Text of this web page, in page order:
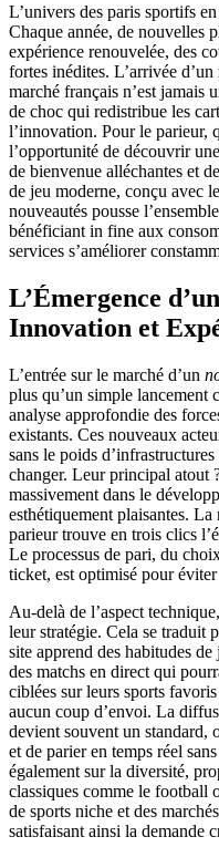
L’univers des paris sportifs
Chaque année, de nouvelles
expérience renouvelée, des
fortes inédites. L’arrivée d’un
marché français n’est jamais
de choc qui redistribue les
l’innovation. Pour le parieur,
l’opportunité de découvrir
de bienvenue alléchantes et
de jeu moderne, conçu avec
nouveautés pousse
bénéficiant in fine aux
services s’améliorer
L’Émergence
Innovation et
L’entrée sur le marché d’un
plus qu’un simple lancement
analyse approfondie des
existants. Ces nouveaux
sans le poids
changer. Leur principal atout
massivement dans le
esthétiquement plaisantes.
parieur trouve en trois clics
Le processus de pari, du
ticket, est optimisé pour
Au-delà de l’aspect
leur stratégie. Cela se traduit
site apprend des habitudes
des matchs en direct qui
ciblées sur leurs sports
aucun coup d’envoi. La
devient souvent un standard,
et de parier en temps réel
également sur la diversité,
classiques comme le football
de sports niche et des
satisfaisant ainsi la demande